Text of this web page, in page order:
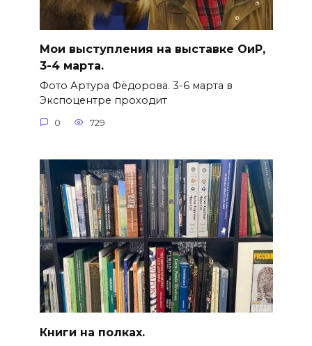
Мои выступления на выставке ОиР,
3-4 марта.
Фото Артура Фёдорова. 3-6 марта в
Экспоцентре проходит
0 729
Книги на полках.